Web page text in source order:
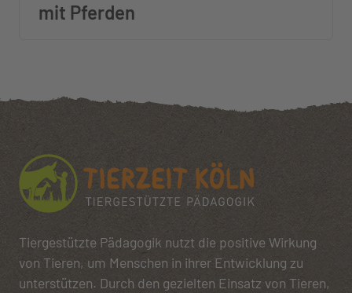
mit Pferden
Tiergestützte Pädagogik nutzt die positive Wirkung
von Tieren, um Menschen in ihrer Entwicklung zu
unterstützen. Durch den gezielten Einsatz von Tieren,